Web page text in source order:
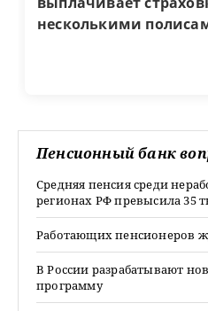
несколькими
Пенсионный банк
Средняя пенсия среди
регионах РФ превысила 35
Работающих пенсионеров
В России разрабатывают
программу